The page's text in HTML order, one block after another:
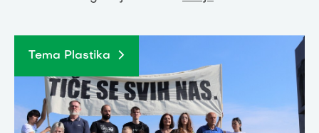
Tema Plastika